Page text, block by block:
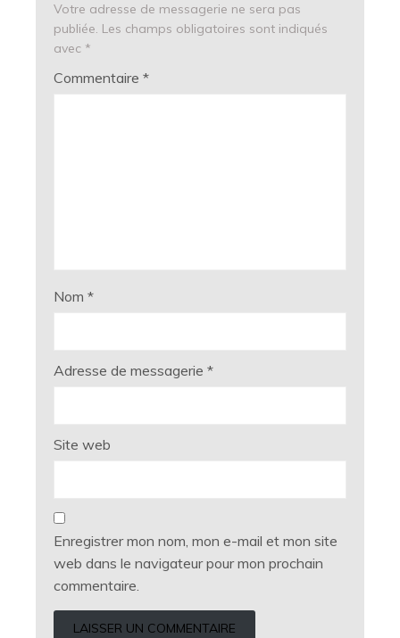
Votre adresse de messagerie ne sera pas
publiée. Les champs obligatoires sont indiqués
avec *
Commentaire *
Nom *
Adresse de messagerie *
Site web
Enregistrer mon nom, mon e-mail et mon site
web dans le navigateur pour mon prochain
commentaire.